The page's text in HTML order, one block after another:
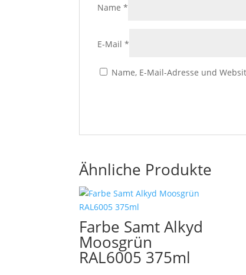
Name*
E-Mail*
Name, E-Mail-Adresse und
Ähnliche Produkte
Farbe Samt Alkyd
Moosgrün
RAL6005 375ml